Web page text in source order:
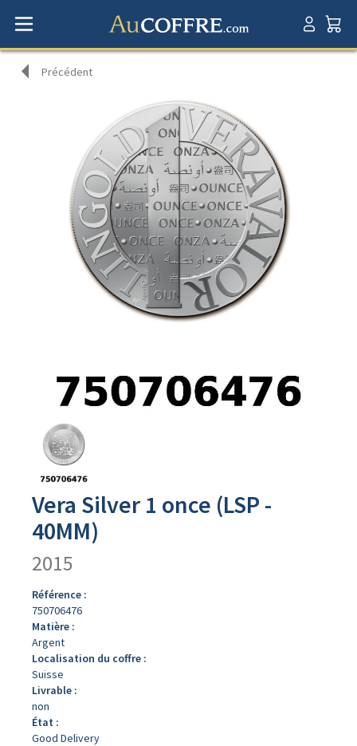
Précédent
produit
Vera Silver 1 once (LSP -
40MM)
2015
Référence :
750706476
Matière :
Argent
Localisation du coffre :
Suisse
Livrable :
non
État :
Good Delivery